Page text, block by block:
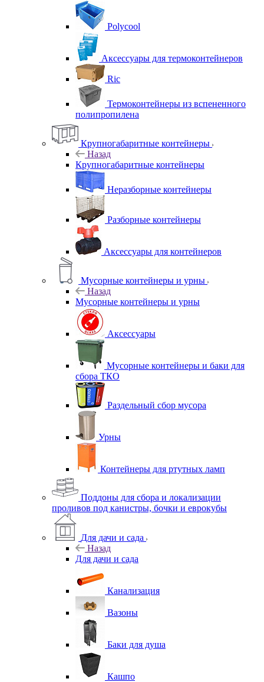
Polycool
Аксессуары для термоконтейнеров
Ric
Термоконтейнеры из вспененного
полипропилена
Крупногабаритные контейнеры
Назад
Крупногабаритные контейнеры
Неразборные контейнеры
Разборные контейнеры
Аксессуары для контейнеров
Мусорные контейнеры и урны
Назад
Мусорные контейнеры и урны
Аксессуары
Мусорные контейнеры и баки для
сбора ТКО
Раздельный сбор мусора
Урны
Контейнеры для ртутных ламп
Поддоны для сбора и локализации
проливов под канистры, бочки и еврокубы
Для дачи и сада
Назад
Для дачи и сада
Канализация
Вазоны
Баки для душа
Кашпо